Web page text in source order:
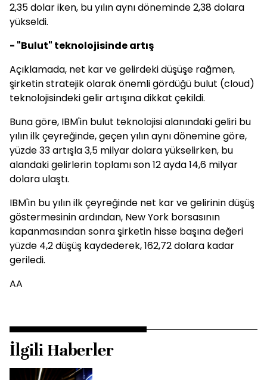
2,35 dolar iken, bu yılın aynı döneminde 2,38 dolara
yükseldi.
- "Bulut" teknolojisinde artış
Açıklamada, net kar ve gelirdeki düşüşe rağmen,
şirketin stratejik olarak önemli gördüğü bulut (cloud)
teknolojisindeki gelir artışına dikkat çekildi.
Buna göre, IBM'in bulut teknolojisi alanındaki geliri bu
yılın ilk çeyreğinde, geçen yılın aynı dönemine göre,
yüzde 33 artışla 3,5 milyar dolara yükselirken, bu
alandaki gelirlerin toplamı son 12 ayda 14,6 milyar
dolara ulaştı.
IBM'in bu yılın ilk çeyreğinde net kar ve gelirinin düşüş
göstermesinin ardından, New York borsasının
kapanmasından sonra şirketin hisse başına değeri
yüzde 4,2 düşüş kaydederek, 162,72 dolara kadar
geriledi.
AA
İlgili Haberler